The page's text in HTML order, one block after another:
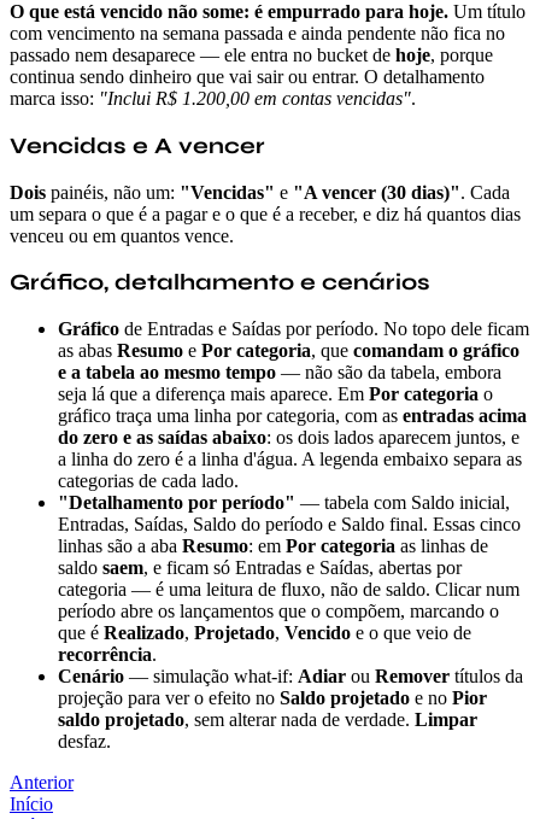
O que está vencido não some: é empurrado para hoje. Um título
com vencimento na semana passada e ainda pendente não fica no
passado nem desaparece — ele entra no bucket de hoje, porque
continua sendo dinheiro que vai sair ou entrar. O detalhamento
marca isso: "Inclui R$ 1.200,00 em contas vencidas".
Vencidas e A vencer
Dois painéis, não um: "Vencidas" e "A vencer (30 dias)". Cada
um separa o que é a pagar e o que é a receber, e diz há quantos dias
venceu ou em quantos vence.
Gráfico, detalhamento e cenários
Gráfico de Entradas e Saídas por período. No topo dele ficam
as abas Resumo e Por categoria, que comandam o gráfico
e a tabela ao mesmo tempo — não são da tabela, embora
seja lá que a diferença mais aparece. Em Por categoria o
gráfico traça uma linha por categoria, com as entradas acima
do zero e as saídas abaixo: os dois lados aparecem juntos, e
a linha do zero é a linha d'água. A legenda embaixo separa as
categorias de cada lado.
"Detalhamento por período" — tabela com Saldo inicial,
Entradas, Saídas, Saldo do período e Saldo final. Essas cinco
linhas são a aba Resumo: em Por categoria as linhas de
saldo saem, e ficam só Entradas e Saídas, abertas por
categoria — é uma leitura de fluxo, não de saldo. Clicar num
período abre os lançamentos que o compõem, marcando o
que é Realizado, Projetado, Vencido e o que veio de
recorrência.
Cenário — simulação what-if: Adiar ou Remover títulos da
projeção para ver o efeito no Saldo projetado e no Pior
saldo projetado, sem alterar nada de verdade. Limpar
desfaz.
Anterior
Início